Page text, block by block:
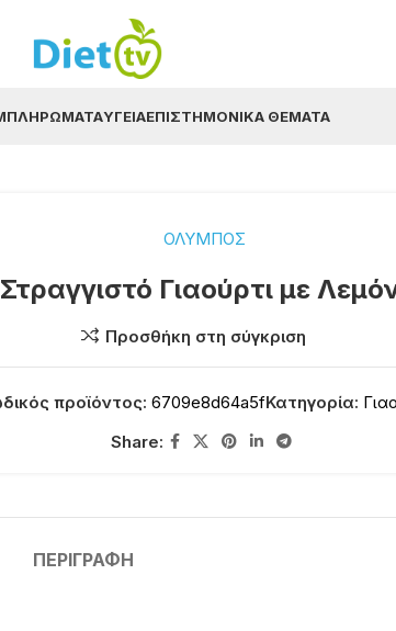
ΥΓΕΊΑΕΠΙΣΤΗΜΟΝΙΚΆ ΘΈΜΑΤΑ
ΟΛΥΜΠΟΣ
Στραγγιστό Γιαούρτι με
Προσθήκη στη σύγκριση
προϊόντος: 6709e8d64a5fΚατηγορία:
Share:
ΠΕΡΙΓΡΑΦΉ